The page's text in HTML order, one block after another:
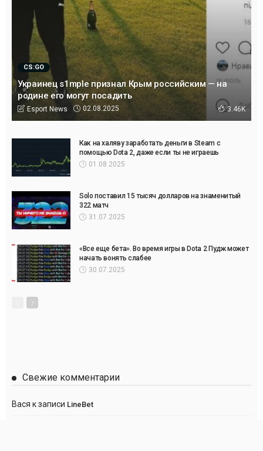
CS:GO
Украинец s1mple признал Крым российским — на
родине его могут посадить
Esport News 02.08.2025 3.46K
Как на халяву заработать деньги в Steam с
помощью Dota 2, даже если ты не играешь
01.08.2025
Solo поставил 15 тысяч долларов на знаменитый
322 матч
31.07.2025
«Все еще бета». Во время игры в Dota 2 Пудж может
начать вонять слабее
30.07.2025
Свежие комментарии
Вася к записи LineBet